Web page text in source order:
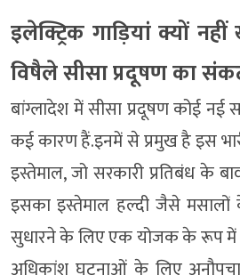
इलेक्ट्रिक गाड़ियां क्यों
विषैले सीसा प्रदूषण का
बांग्लादेश में सीसा प्रदूषण कोई
कई कारण हैं.इनमें से प्रमुख है इस
इस्तेमाल, जो सरकारी प्रतिबंध के
इसका इस्तेमाल हल्दी जैसे
सुधारने के लिए एक योजक के रूप में